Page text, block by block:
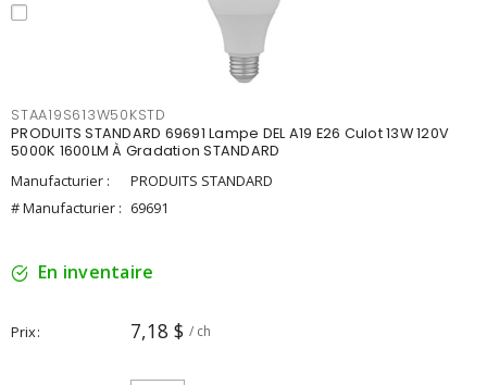
STAA19S613W50KSTD
PRODUITS STANDARD 69691 Lampe DEL A19 E26 Culot 13W 120V
5000K 1600LM À Gradation STANDARD
Manufacturier :
PRODUITS STANDARD
# Manufacturier : 69691
En inventaire
Prix 7,18 $ / ch